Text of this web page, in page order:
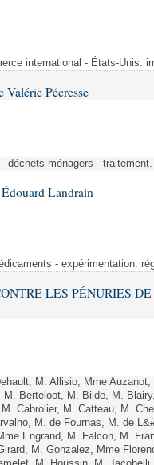
international - États-Unis.
Valérie Pécresse
déchets ménagers -
Landrain
- expérimentation.
LES PÉNURIES
M. Allisio, Mme
M. Berteloot, M. Bilde, M.
Cabrolier, M. Catteau, M.
M. de Fournas, M. de
Engrand, M. Falcon, M.
M. Gonzalez, Mme